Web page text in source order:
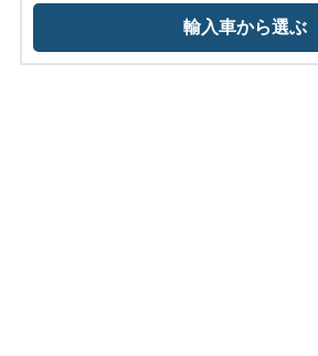
輸入車から選ぶ